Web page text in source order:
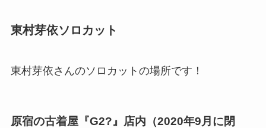
東村芽依ソロカット
東村芽依さんのソロカットの場所です！
原宿の古着屋『G2?』店内（2020年9月に閉